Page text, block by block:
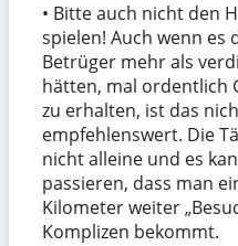
• Bitte auch nicht den
spielen! Auch wenn es
Betrüger mehr als
hätten, mal ordentlich
zu erhalten, ist das
empfehlenswert. Die
nicht alleine und es
passieren, dass man
Kilometer weiter
Komplizen bekommt.